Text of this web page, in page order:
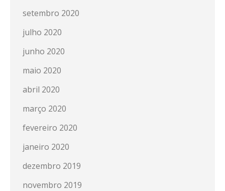
setembro 2020
julho 2020
junho 2020
maio 2020
abril 2020
março 2020
fevereiro 2020
janeiro 2020
dezembro 2019
novembro 2019